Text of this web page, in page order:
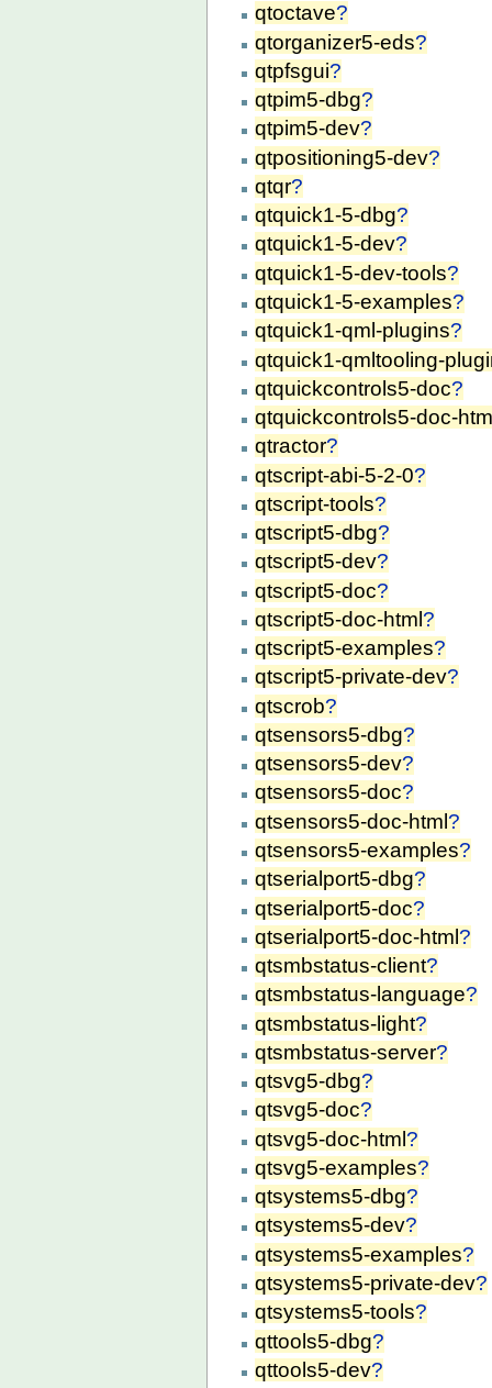
qtoctave?
qtorganizer5-eds?
qtpfsgui?
qtpim5-dbg?
qtpim5-dev?
qtpositioning5-dev?
qtqr?
qtquick1-5-dbg?
qtquick1-5-dev?
qtquick1-5-dev-tools?
qtquick1-5-examples?
qtquick1-qml-plugins?
qtquick1-qmltooling-
qtquickcontrols5-doc?
qtquickcontrols5-doc-
qtractor?
qtscript-abi-5-2-0?
qtscript-tools?
qtscript5-dbg?
qtscript5-dev?
qtscript5-doc?
qtscript5-doc-html ?
qtscript5-examples?
qtscript5-private-dev?
qtscrob?
qtsensors5-dbg?
qtsensors5-dev?
qtsensors5-doc?
qtsensors5-doc-html?
qtsensors5-examples?
qtserialport5-dbg?
qtserialport5-doc?
qtserialport5-doc-html?
qtsmbstatus-client?
qtsmbstatus-language?
qtsmbstatus-light?
qtsmbstatus-server?
qtsvg5-dbg?
qtsvg5-doc?
qtsvg5-doc-html?
qtsvg5-examples?
qtsystems5-dbg?
qtsystems5-dev?
qtsystems5-examples?
qtsystems5-private-dev?
qtsystems5-tools?
qttools5-dbg?
qttools5-dev?